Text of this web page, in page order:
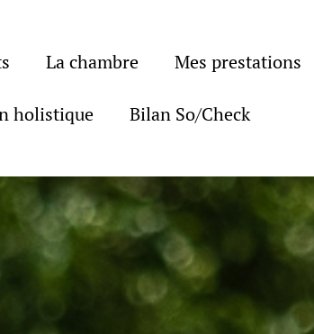
La chambre Mes prestations
holistique Bilan So/Check